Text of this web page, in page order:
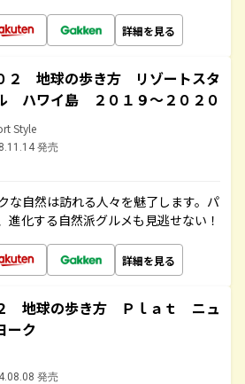
詳細を見る
２ 地球の歩き方 リゾートスタ
ハワイ島 ２０１９～２０２０
Style
発売
な自然は訪れる人々を魅了します。パ
進化する自然派グルメも見逃せない！
詳細を見る
地球の歩き方 Ｐｌａｔ ニュ
ーク
発売